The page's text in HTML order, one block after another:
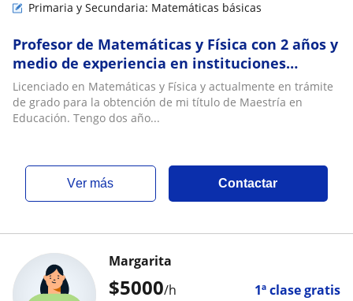
Primaria y Secundaria: Matemáticas básicas
Profesor de Matemáticas y Física con 2 años y
medio de experiencia en instituciones
educativas privadas
Licenciado en Matemáticas y Física y actualmente en trámite
de grado para la obtención de mi título de Maestría en
Educación. Tengo dos año...
ver más Contactar
$5000/h 1ª clase gratis
Margarita